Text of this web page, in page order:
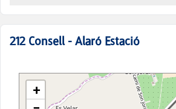
212 Consell - Alaró Estació